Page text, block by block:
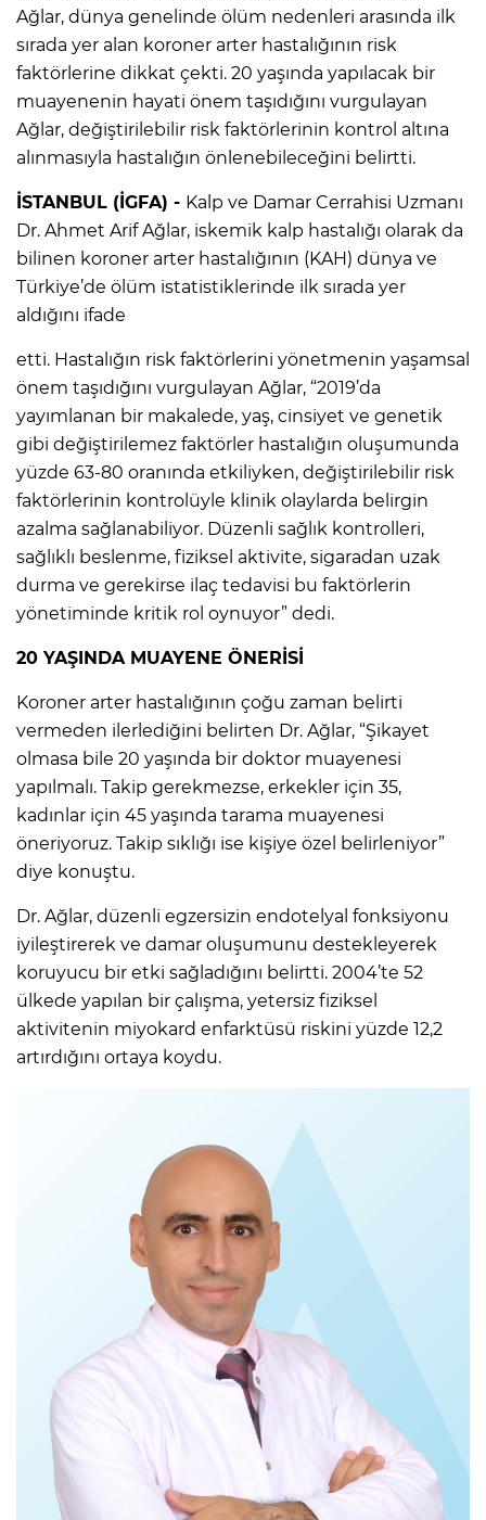
Ağlar, dünya genelinde ölüm nedenleri arasında ilk
sırada yer alan koroner arter hastalığının risk
faktörlerine dikkat çekti. 20 yaşında yapılacak bir
muayenenin hayati önem taşıdığını vurgulayan
Ağlar, değiştirilebilir risk faktörlerinin kontrol altına
alınmasıyla hastalığın önlenebileceğini belirtti.
İSTANBUL (İGFA) - Kalp ve Damar Cerrahisi Uzmanı
Dr. Ahmet Arif Ağlar, iskemik kalp hastalığı olarak da
bilinen koroner arter hastalığının (KAH) dünya ve
Türkiye’de ölüm istatistiklerinde ilk sırada yer
aldığını ifade
etti. Hastalığın risk faktörlerini yönetmenin yaşamsal
önem taşıdığını vurgulayan Ağlar, “2019’da
yayımlanan bir makalede, yaş, cinsiyet ve genetik
gibi değiştirilemez faktörler hastalığın oluşumunda
yüzde 63-80 oranında etkiliyken, değiştirilebilir risk
faktörlerinin kontrolüyle klinik olaylarda belirgin
azalma sağlanabiliyor. Düzenli sağlık kontrolleri,
sağlıklı beslenme, fiziksel aktivite, sigaradan uzak
durma ve gerekirse ilaç tedavisi bu faktörlerin
yönetiminde kritik rol oynuyor” dedi.
20 YAŞINDA MUAYENE ÖNERİSİ
Koroner arter hastalığının çoğu zaman belirti
vermeden ilerlediğini belirten Dr. Ağlar, “Şikayet
olmasa bile 20 yaşında bir doktor muayenesi
yapılmalı. Takip gerekmezse, erkekler için 35,
kadınlar için 45 yaşında tarama muayenesi
öneriyoruz. Takip sıklığı ise kişiye özel belirleniyor”
diye konuştu.
Dr. Ağlar, düzenli egzersizin endotelyal fonksiyonu
iyileştirerek ve damar oluşumunu destekleyerek
koruyucu bir etki sağladığını belirtti. 2004’te 52
ülkede yapılan bir çalışma, yetersiz fiziksel
aktivitenin miyokard enfarktüsü riskini yüzde 12,2
artırdığını ortaya koydu.